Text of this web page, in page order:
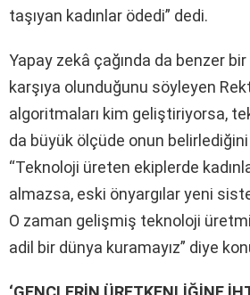
taşıyan kadınlar ödedi” dedi.
Yapay zekâ çağında da benzer
karşıya olunduğunu söyleyen
algoritmaları kim geliştiriyorsa,
da büyük ölçüde onun
“Teknoloji üreten ekiplerde
almazsa, eski önyargılar yeni
O zaman gelişmiş teknoloji
adil bir dünya kuramayız” diye